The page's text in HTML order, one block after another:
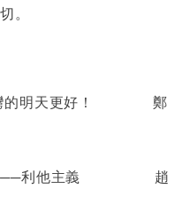
。
灣的明天更好！ 鄭
為──利他主義 趙